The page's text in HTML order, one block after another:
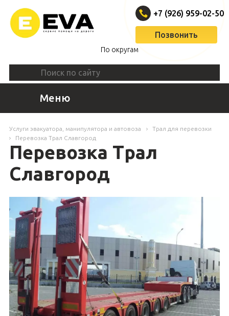
По округам
+7 (926) 959-02-50
Позвонить
Меню
Услуги эвакуатора, манипулятора и автовоза
Трал для перевозки
Перевозка Трал Славгород
Перевозка Трал
Славгород